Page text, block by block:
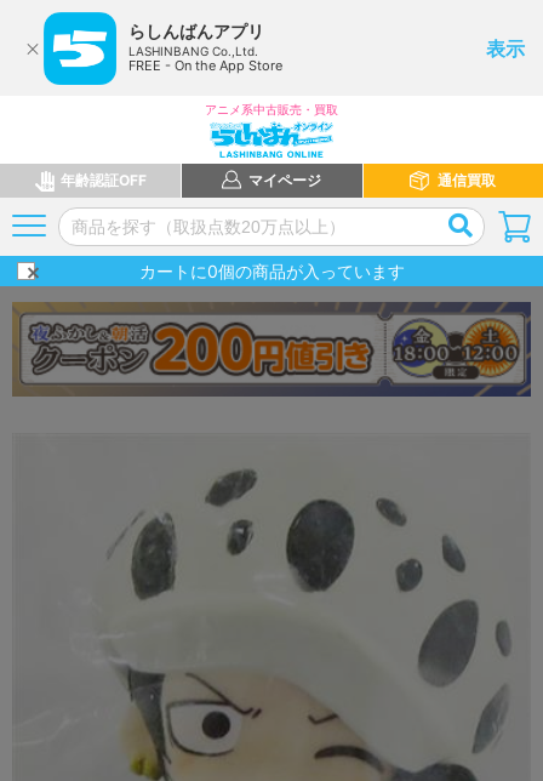
らしんばんアプリ
LASHINBANG Co.,Ltd.
FREE - On the App Store
表示
アニメ系中古販売・買取
年齢認証OFF マイページ 通信買取
カートに0個の商品が入っています